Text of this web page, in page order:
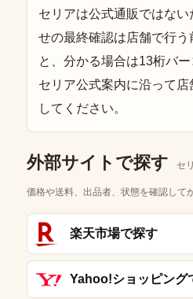
セリアは公式通販ではな
せの最終確認は店舗で行う
と、分かる場合は13桁バー
セリア公式案内に沿って
してください。
外部サイトで探す セ
価格や送料、出品者、状態を確認して
楽天市場で探す
Yahoo!ショッピング